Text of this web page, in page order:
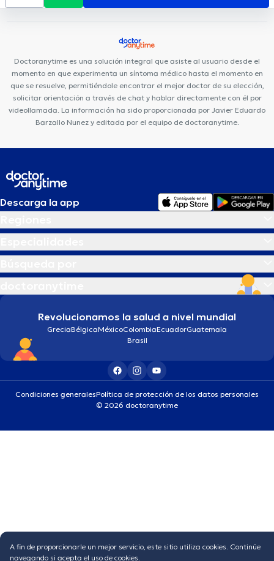
Doctoranytime es una solución integral que asiste al usuario desde el
momento en que experimenta un síntoma médico hasta el momento en
que se resuelve, permitiéndole encontrar el mejor doctor de su elección,
solicitar orientación a través de chat y hablar directamente con él por
videollamada. La información ha sido proporcionada por Javier Eduardo
Barzallo Nunez y editada por el equipo de doctoranytime.
Descarga la app
Revolucionamos la salud a nivel mundial
GreciaBélgicaMéxicoColombiaEcuadorGuatemala
Brasil
Condiciones generalesPolítica de protección de los datos personales
© 2026 doctoranytime
A fin de proporcionarle un mejor servicio, este sitio utiliza cookies. Continúe
navegando si acepta el uso de cookies.